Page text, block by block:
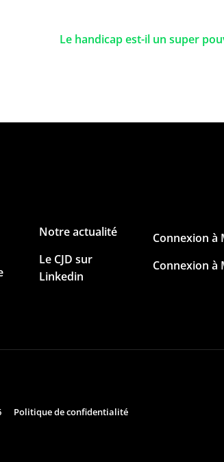
Le handicap est-il un super
Notre actualité
Le CJD sur
Linkedin
Connexion à
Connexion à
Politique de confidentialité